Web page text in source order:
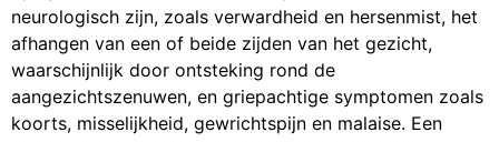
neurologisch zijn, zoals verwardheid en hersenmist, het
afhangen van een of beide zijden van het gezicht,
waarschijnlijk door ontsteking rond de
aangezichtszenuwen, en griepachtige symptomen zoals
koorts, misselijkheid, gewrichtspijn en malaise. Een